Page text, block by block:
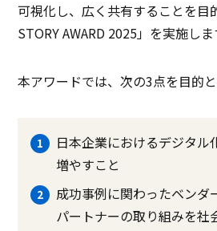
可視化し、広く共有することを目
STORY AWARD 2025」を実施しま
本アワードでは、次の3点を目的と
日本企業におけるデジタル
増やすこと
成功事例に関わったベンダ
パートナーの取り組みを社